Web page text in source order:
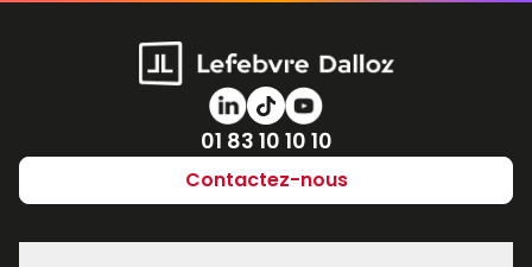
Numéro de téléphone
01 83 10 10 10
Contactez-nous